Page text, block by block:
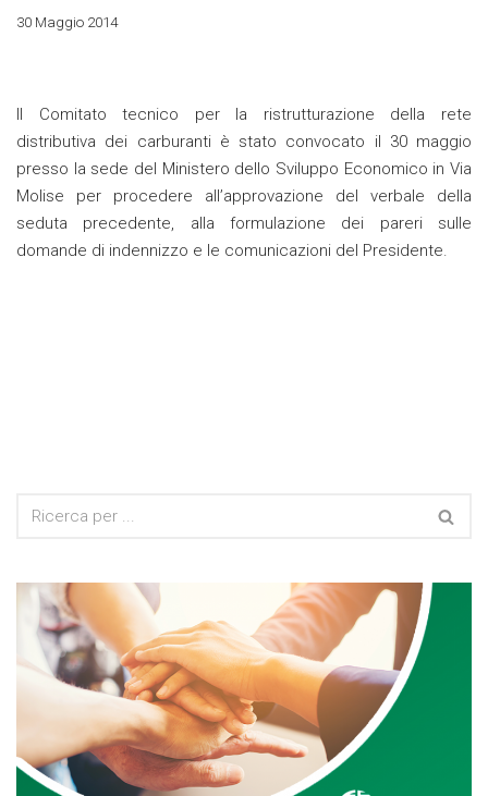
30 Maggio 2014
Il Comitato tecnico per la ristrutturazione della rete
distributiva dei carburanti è stato convocato il 30 maggio
presso la sede del Ministero dello Sviluppo Economico in Via
Molise per procedere all’approvazione del verbale della
seduta precedente, alla formulazione dei pareri sulle
domande di indennizzo e le comunicazioni del Presidente.